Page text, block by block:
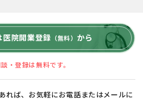
医院開業登録 （無料） から
・登録は無料です。
れば、お気軽にお電話またはメールに